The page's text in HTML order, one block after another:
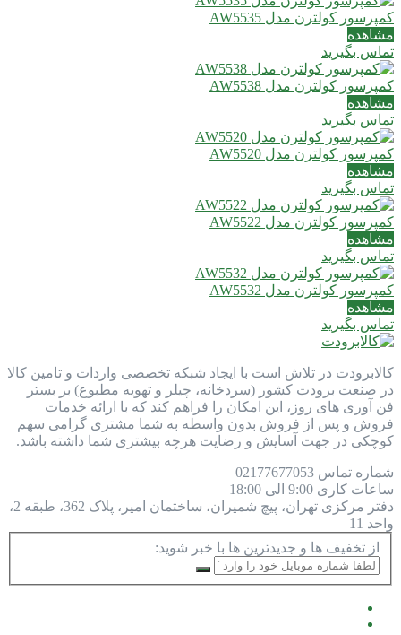
کمپرسور کولترن مدل AW5535
مشاهده
تماس بگیرید
کمپرسور کولترن مدل AW5538
مشاهده
تماس بگیرید
کمپرسور کولترن مدل AW5520
مشاهده
تماس بگیرید
کمپرسور کولترن مدل AW5522
مشاهده
تماس بگیرید
کمپرسور کولترن مدل AW5532
مشاهده
تماس بگیرید
کالابرودت در تلاش است با ایجاد شبکه تخصصی واردات و تامین کالا
در صنعت برودت کشور (سردخانه، چیلر و تهویه مطبوع) بر بستر
فن آوری های روز، این امکان را فراهم کند که با ارائه خدمات
فروش و پس از فروش بدون واسطه به شما مشتری گرامی سهم
کوچکی در جهت آسایش و رضایت هرچه بیشتری شما داشته باشد.
شماره تماس 021 77677053
ساعات کاری 9:00 الی 18:00
دفتر مرکزی
تهران، پیچ شمیران، ساختمان امیر، پلاک 362، طبقه 2،
واحد 11
از تخفیف ها و جدیدترین ها با خبر شوید: